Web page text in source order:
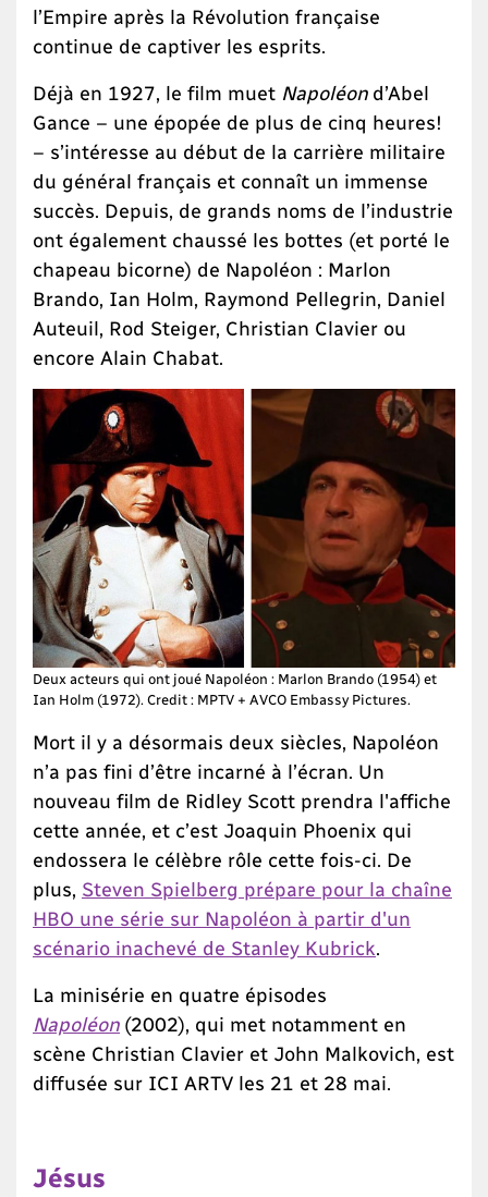
l’Empire après la Révolution française
continue de captiver les esprits.
Déjà en 1927, le film muet Napoléon d’Abel
Gance – une épopée de plus de cinq heures!
– s’intéresse au début de la carrière militaire
du général français et connaît un immense
succès. Depuis, de grands noms de l’industrie
ont également chaussé les bottes (et porté le
chapeau bicorne) de Napoléon : Marlon
Brando, Ian Holm, Raymond Pellegrin, Daniel
Auteuil, Rod Steiger, Christian Clavier ou
encore Alain Chabat.
Deux acteurs qui ont joué Napoléon : Marlon Brando (1954) et
Ian Holm (1972). Credit : MPTV + AVCO Embassy Pictures.
Mort il y a désormais deux siècles, Napoléon
n’a pas fini d’être incarné à l’écran. Un
nouveau film de Ridley Scott prendra l'affiche
cette année, et c’est Joaquin Phoenix qui
endossera le célèbre rôle cette fois-ci. De
plus, Steven Spielberg prépare pour la chaîne
HBO une série sur Napoléon à partir d'un
scénario inachevé de Stanley Kubrick
La minisérie en quatre épisodes
Napoléon (2002), qui met notamment en
scène Christian Clavier et John Malkovich, est
diffusée sur ICI ARTV les 21 et 28 mai.
Jésus